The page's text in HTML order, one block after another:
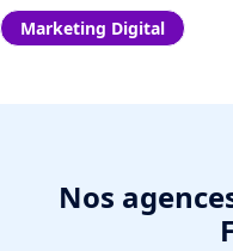
Marketing Digital
Nos